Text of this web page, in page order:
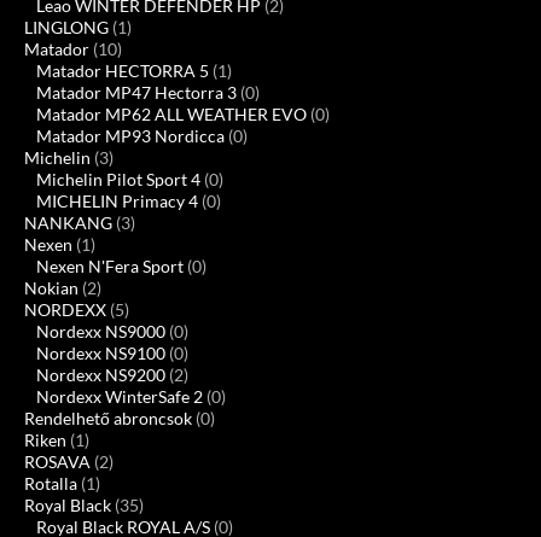
Leao WINTER DEFENDER HP (2)
LINGLONG (1)
Matador (10)
Matador HECTORRA 5 (1)
Matador MP47 Hectorra 3 (0)
Matador MP62 ALL WEATHER EVO (0)
Matador MP93 Nordicca (0)
Michelin (3)
Michelin Pilot Sport 4 (0)
MICHELIN Primacy 4 (0)
NANKANG (3)
Nexen (1)
Nexen N'Fera Sport (0)
Nokian (2)
NORDEXX (5)
Nordexx NS9000 (0)
Nordexx NS9100 (0)
Nordexx NS9200 (2)
Nordexx WinterSafe 2 (0)
Rendelhető abroncsok (0)
Riken (1)
ROSAVA (2)
Rotalla (1)
Royal Black (35)
Royal Black ROYAL A/S (0)